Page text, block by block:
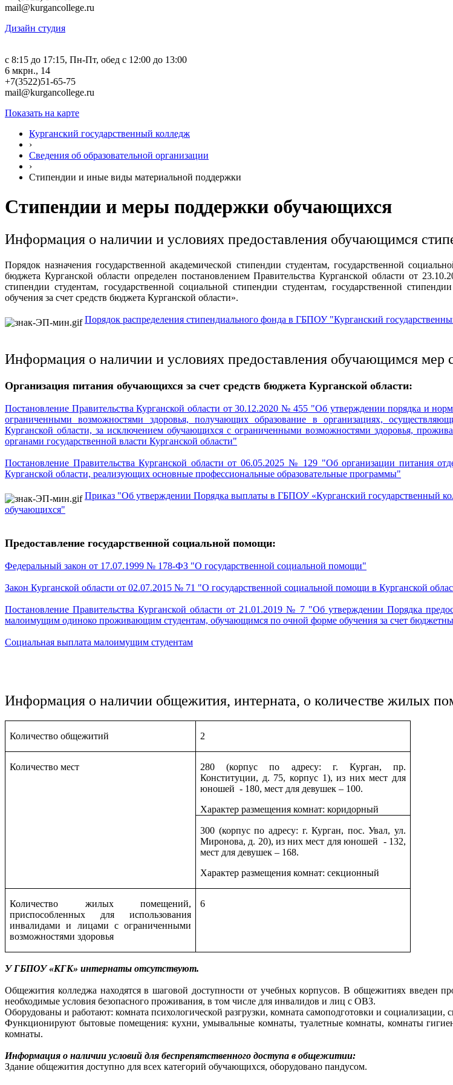
mail@kurgancollege.ru
Дизайн студия
c 8:15 до 17:15, Пн-Пт, обед с 12:00 до 13:00
6 мкрн., 14
+7(3522)51-65-75
mail@kurgancollege.ru
Показать на карте
Курганский государственный колледж
›
Сведения об образовательной организации
›
Стипендии и иные виды материальной поддержки
Стипендии и меры поддержки обучающихся
Информация о наличии и условиях предоставления обучающимся
Порядок назначения государственной академической стипендии студентам, государственной
бюджета Курганской области определен постановлением Правительства Курганской области от
стипендии студентам, государственной социальной стипендии студентам, государственной
обучения за счет средств бюджета Курганской области».
Порядок распределения стипендиального фонда в ГБПОУ "Курганский
Информация о наличии и условиях предоставления обучающимся мер
Организация питания обучающихся за счет средств бюджета Курганской области:
Постановление Правительства Курганской области от 30.12.2020 № 455 "Об утверждении порядка и
ограниченными возможностями здоровья, получающих образование в организациях,
Курганской области, за исключением обучающихся с ограниченными возможностями здоровья,
органами государственной власти Курганской области"
Постановление Правительства Курганской области от 06.05.2025 № 129 "Об организации питания
Курганской области, реализующих основные профессиональные образовательные программы"
Приказ "Об утверждении Порядка выплаты в ГБПОУ «Курганский государственный
обучающихся"
Предоставление государственной социальной помощи:
Федеральный закон от 17.07.1999 № 178-ФЗ "О государственной социальной помощи"
Закон Курганской области от 02.07.2015 № 71 "О государственной социальной помощи в Курганской
Постановление Правительства Курганской области от 21.01.2019 № 7 "Об утверждении Порядка
малоимущим одиноко проживающим студентам, обучающимся по очной форме обучения за счет
Социальная выплата малоимущим студентам
Информация о наличии общежития, интерната, о количестве жилых
Количество общежитий 2
Количество мест
280 (корпус по адресу: г. Курган, пр.
Конституции, д. 75, корпус 1), из них мест для
юношей - 180, мест для девушек – 100.
Характер размещения комнат: коридорный
300 (корпус по адресу: г. Курган, пос. Увал, ул.
Миронова, д. 20), из них мест для юношей - 132,
мест для девушек – 168.
Характер размещения комнат: секционный
Количество жилых помещений,
приспособленных для использования
инвалидами и лицами с ограниченными
возможностями здоровья
6
У ГБПОУ «КГК» интернаты отсутствуют.
Общежития колледжа находятся в шаговой доступности от учебных корпусов. В общежитиях введен
необходимые условия безопасного проживания, в том числе для инвалидов и лиц с ОВЗ.
Оборудованы и работают: комната психологической разгрузки, комната самоподготовки и социализации,
Функционируют бытовые помещения: кухни, умывальные комнаты, туалетные комнаты, комнаты
комнаты.
Информация о наличии условий для беспрепятственного доступа в общежитии:
Здание общежития доступно для всех категорий обучающихся, оборудовано пандусом.